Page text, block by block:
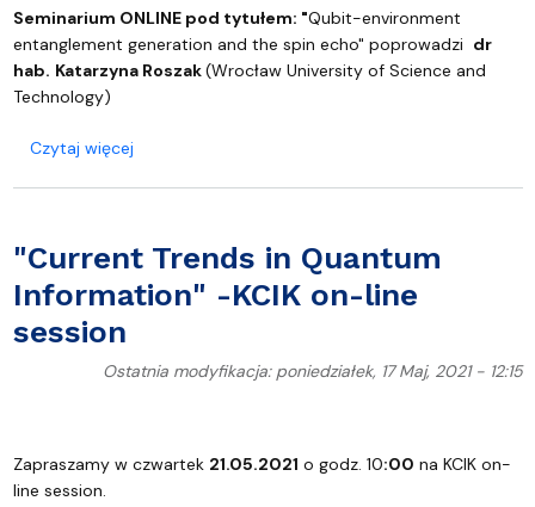
Seminarium ONLINE pod tytułem: "Qubit-environment
entanglement generation and the spin echo" poprowadzi dr
hab. Katarzyna Roszak(Wrocław University of Science and
Technology)
Czytaj więcejo Qubit-environment entanglement generation
"Current Trends in Quantum
Information" -KCIK on-line
session
Ostatnia modyfikacja: poniedziałek, 17 Maj, 2021 - 12:15
Zapraszamy w czwartek 21.05.2021 o godz. 10:00 na KCIK on-
line session.